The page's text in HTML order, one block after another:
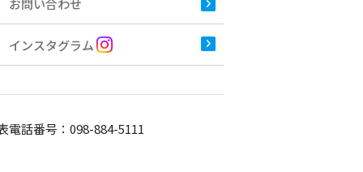
お問い合わせ
インスタグラム
電話番号： 098-884-5111